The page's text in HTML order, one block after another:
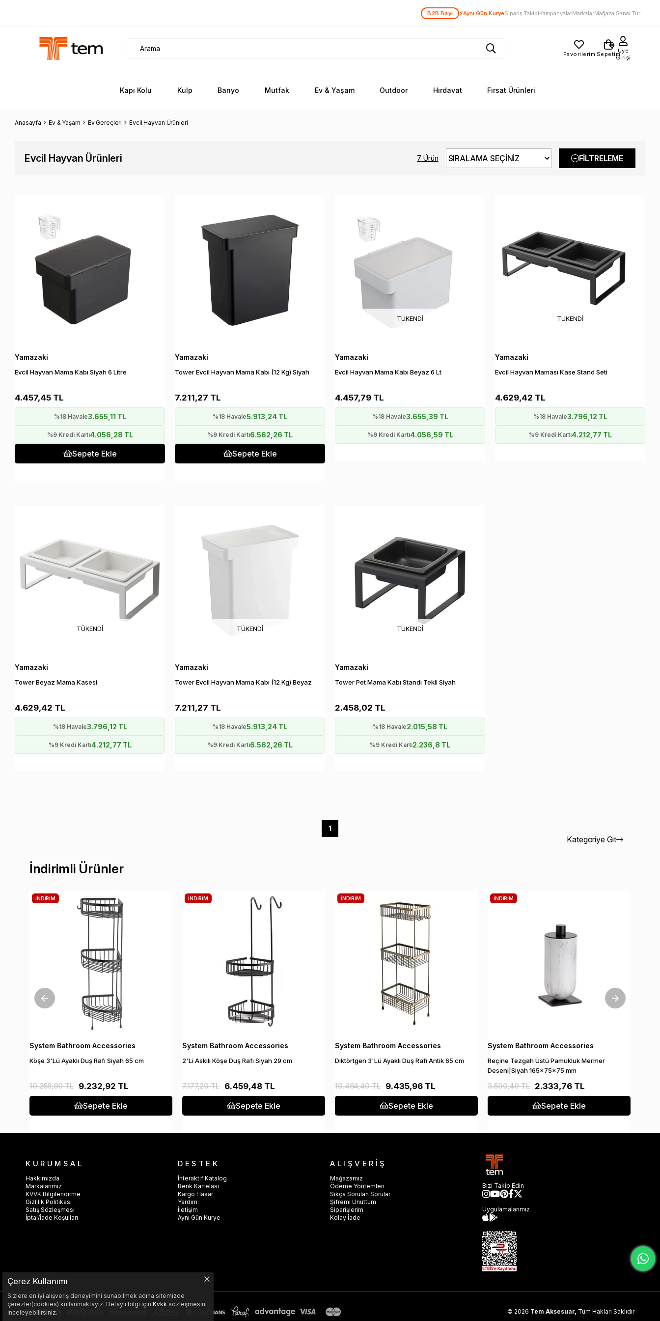
B2B Bayi ⚡Aynı Gün KuryeSipariş TakibiKampanyalarMarkalarMağaza Sanal Tur
Favorilerim Sepetim
0
Üye
Girişi
Kapı Kolu Kulp Banyo Mutfak Ev & Yaşam Outdoor Hırdavat Fırsat Ürünleri
Anasayfa Ev & Yaşam Ev Gereçleri Evcil Hayvan Ürünleri
Evcil Hayvan Ürünleri 7 Ürün FILTRELEME
Yamazaki
Evcil Hayvan Mama Kabı Siyah 6 Litre
4.457,45 TL
%18 Havale3.655,11 TL
%9 Kredi Kartı4.056,28 TL
Sepete Ekle
Yamazaki
Tower Evcil Hayvan Mama Kabı (12 Kg) Siyah
7.211,27 TL
%18 Havale5.913,24 TL
%9 Kredi Kartı6.562,26 TL
Sepete Ekle
TÜKENDI
Yamazaki
Evcil Hayvan Mama Kabı Beyaz 6 Lt
4.457,79 TL
%18 Havale3.655,39 TL
%9 Kredi Kartı4.056,59 TL
TÜKENDI
Yamazaki
Evcil Hayvan Maması Kase Stand Seti
4.629,42 TL
%18 Havale3.796,12 TL
%9 Kredi Kartı4.212,77 TL
TÜKENDI
Yamazaki
Tower Beyaz Mama Kasesi
4.629,42 TL
%18 Havale3.796,12 TL
%9 Kredi Kartı4.212,77 TL
TÜKENDI
Yamazaki
Tower Evcil Hayvan Mama Kabı (12 Kg) Beyaz
7.211,27 TL
%18 Havale5.913,24 TL
%9 Kredi Kartı6.562,26 TL
TÜKENDI
Yamazaki
Tower Pet Mama Kabı Standı Tekli Siyah
2.458,02 TL
%18 Havale2.015,58 TL
%9 Kredi Kartı2.236,8 TL
1
İndirimli Ürünler
System Bathroom Accessories
Köşe 3'Lü Ayaklı Duş Rafı Siyah 65 cm
9.232,92 TL
10.258,80 TL
Sepete Ekle
İNDIRIM
System Bathroom Accessories
2'Li Askılı Köşe Duş Rafı Siyah 29 cm
6.459,48 TL
7.177,20 TL
Sepete Ekle
İNDIRIM
System Bathroom Accessories
Diktörtgen 3'Lü Ayaklı Duş Rafı Antik 65 cm
9.435,96 TL
10.484,40 TL
Sepete Ekle
İNDIRIM
System Bathroom Accessories
Reçine Tezgah Üstü Pamukluk Mermer
Deseni|Siyah 165x75x75 mm
2.333,76 TL
3.590,40 TL
Sepete Ekle
İNDIRIM
Kategoriye Git
KURUMSAL
Hakkımızda
Markalarımız
KVVK Bilgilendirme
Gizlilik Politikası
Satış Sözleşmesi
İptal/İade Koşulları
DESTEK
İnteraktif Katalog
Renk Kartelası
Kargo Hasar
Yardım
İletişim
Aynı Gün Kurye
ALIŞVERİŞ
Mağazamız
Ödeme Yöntemleri
Sıkça Sorulan Sorular
Şifremi Unuttum
Siparişlerim
Kolay İade
Bizi Takip Edin
Uygulamalarımız
© 2026 Tem Aksesuar, Tüm Hakları Saklıdır
Çerez Kullanımı
Sizlere en iyi alışveriş deneyimini sunabilmek adına sitemizde
çerezler(cookies) kullanmaktayız. Detaylı bilgi için Kvkk sözleşmesini
inceleyebilirsiniz.